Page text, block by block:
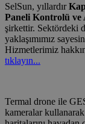
SelSun, yıllardır
Paneli Kontrolü ve
şirkettir. Sektördeki
yaklaşımımız
Hizmetlerimiz
tıklayın...
Termal drone ile
kameralar